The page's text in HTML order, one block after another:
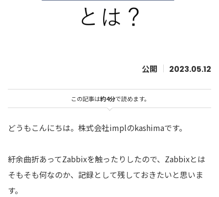
2023.05.12
この記事は約4分で読めます。
どうもこんにちは。株式会社implのkashimaです。
紆余曲折あってZabbixを触ったりしたので、Zabbixとは
そもそも何なのか、記録として残しておきたいと思いま
す。